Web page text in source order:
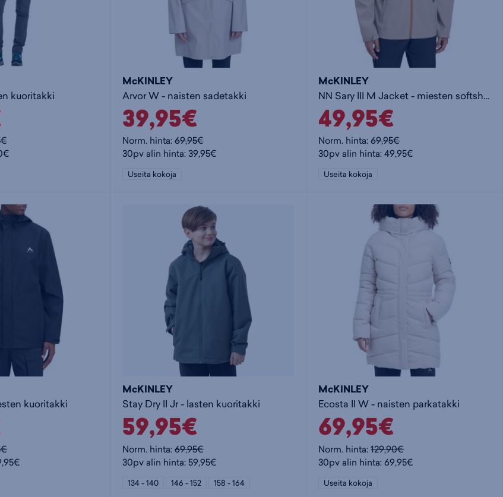
kuoritakki
McKINLEY
Arvor W - naisten sadetakki
39,95€
Norm. hinta:69,95€
30pv alin hinta: 39,95€
Useita kokoja
McKINLEY
NN Sary III M Jacket - miesten softshelltakki
49,95€
Norm. hinta:69,95€
30pv alin hinta: 49,95€
Useita kokoja
kuoritakki
McKINLEY
Stay Dry II Jr - lasten kuoritakki
59,95€
Norm. hinta:69,95€
30pv alin hinta: 59,95€
134 - 140 146 - 152 158 - 164
McKINLEY
Ecosta II W - naisten parkatakki
69,95€
Norm. hinta:129,90€
30pv alin hinta: 69,95€
Useita kokoja